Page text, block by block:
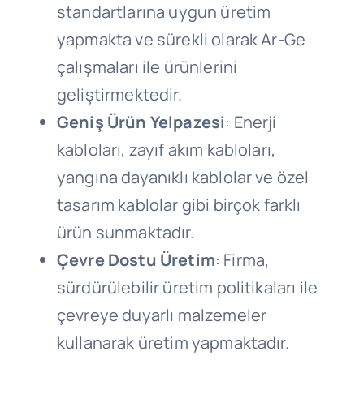
standartlarına uygun üretim
yapmakta ve sürekli olarak Ar-Ge
çalışmaları ile ürünlerini
geliştirmektedir.
Geniş Ürün Yelpazesi: Enerji
kabloları, zayıf akım kabloları,
yangına dayanıklı kablolar ve özel
tasarım kablolar gibi birçok farklı
ürün sunmaktadır.
Çevre Dostu Üretim: Firma,
sürdürülebilir üretim politikaları ile
çevreye duyarlı malzemeler
kullanarak üretim yapmaktadır.